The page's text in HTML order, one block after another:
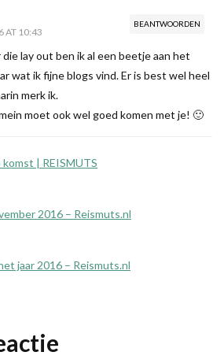
BEANTWOORDEN
AT 10:43
lay out ben ik al een beetje aan het
wat ik fijne blogs vind. Er is best wel heel
merk ik.
moet ook wel goed komen met je! 🙂
| REISMUTS
2016 – Reismuts.nl
jaar 2016 – Reismuts.nl